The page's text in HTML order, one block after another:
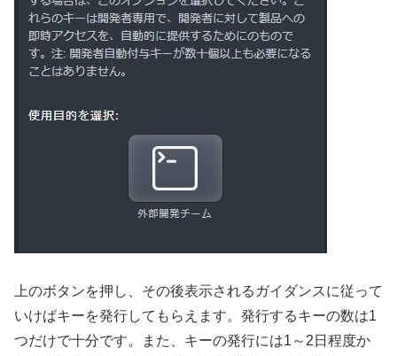
上のボタンを押し、その後表示されるガイダンスに従って
いけばキーを発行してもらえます。発行するキーの数は1
つだけで十分です。また、キーの発行には1～2日程度か